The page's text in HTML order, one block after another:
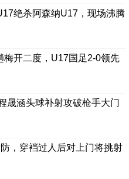
绝杀阿森纳U17，现场沸腾
开二度，U17国足2-0领先
晟涵头球补射攻破枪手大门
，穿裆过人后对上门将挑射